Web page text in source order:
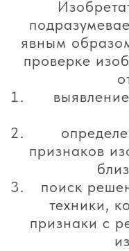
явным
проверке
признаков
поиск
техники,
признаки с